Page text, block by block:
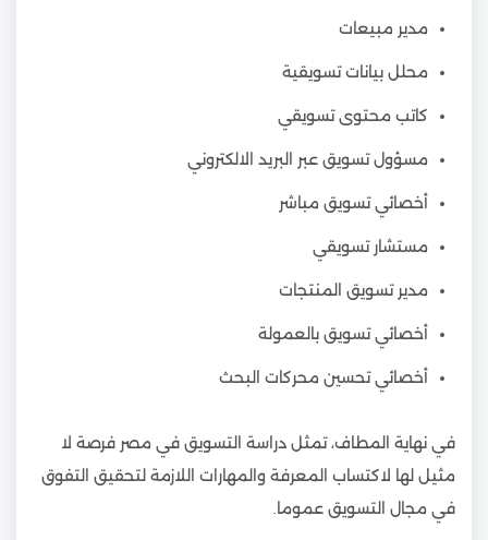
مدير مبيعات
محلل بيانات تسويقية
كاتب محتوى تسويقي
مسؤول تسويق عبر البريد الالكتروني
أخصائي تسويق مباشر
مستشار تسويقي
مدير تسويق المنتجات
أخصائي تسويق بالعمولة
أخصائي تحسين محركات البحث
في نهاية المطاف، تمثل دراسة التسويق في مصر فرصة لا
مثيل لها لاكتساب المعرفة والمهارات اللازمة لتحقيق التفوق
في مجال التسويق عموما.